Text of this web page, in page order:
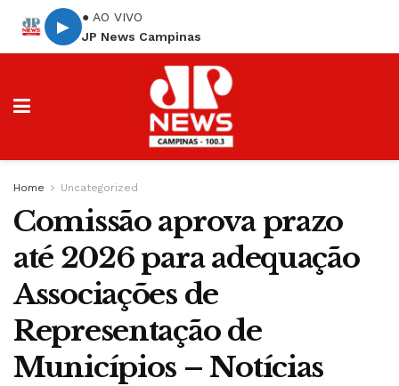
▶
● AO VIVO
JP News Campinas
Home Uncategorized
Comissão aprova prazo
até 2026 para adequação
Associações de
Representação de
Municípios – Notícias